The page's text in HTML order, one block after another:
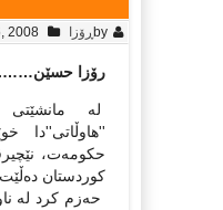
by ڕۆزا 2008
رۆزا حسێن…….
له‌ مانشێتی
''هاوڵاتی''دا
حکومه‌ت،
کوردستان
حه‌زم کرد له‌